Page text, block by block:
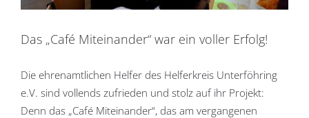
Das „Café Miteinander“ war ein voller Erfolg!
Die ehrenamtlichen Helfer des Helferkreis Unterföhring
e.V. sind vollends zufrieden und stolz auf ihr Projekt:
Denn das „Café Miteinander“, das am vergangenen